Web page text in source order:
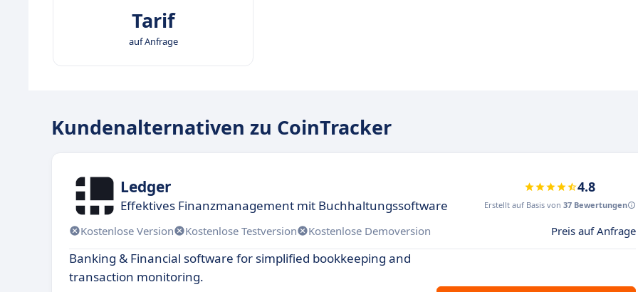
Tarif
auf Anfrage
Kundenalternativen zu CoinTracker
Ledger
Effektives Finanzmanagement mit Buchhaltungssoftware
4.8
Erstellt auf Basis von 37 Bewertungen
Kostenlose Version Kostenlose Testversion Kostenlose Demoversion Preis auf Anfrage
Banking & Financial software for simplified bookkeeping and
transaction monitoring.